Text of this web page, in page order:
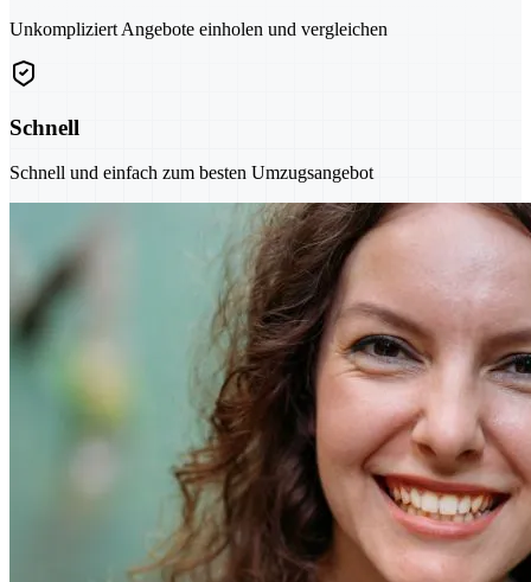
Unkompliziert Angebote einholen und vergleichen
Schnell
Schnell und einfach zum besten Umzugsangebot